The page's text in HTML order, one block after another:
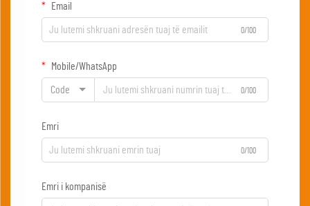
Email
0/100
Mobile/WhatsApp
Code 0/100
Emri
0/100
Emri i kompanisë